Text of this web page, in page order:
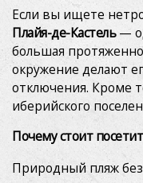
Если вы ищете
Плайя-де-Кастель—
большая
окружение делают
отключения. Кроме
иберийского
Почему стоит
Природный пляж